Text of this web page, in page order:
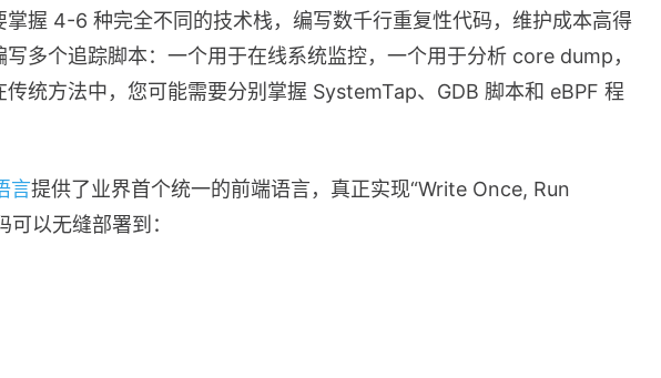
握 4-6 种完全不同的技术栈，编写数千行重复性代码，维护成本高得
多个追踪脚本：一个用于在线系统监控，一个用于分析 core dump，
统方法中，您可能需要分别掌握 SystemTap、GDB 脚本和 eBPF 程
言提供了业界首个统一的前端语言，真正实现“Write Once, Run
可以无缝部署到：